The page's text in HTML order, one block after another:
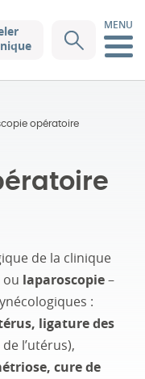
MENU
opératoire
de la clinique
ou laparoscopie–
:
ligature des
l’utérus),
cure de